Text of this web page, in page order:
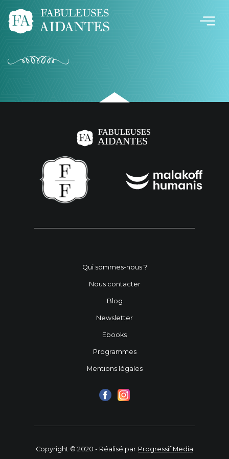
Qui sommes-nous ?
Nous contacter
Blog
Newsletter
Ebooks
Programmes
Mentions légales
Copyright © 2020 - Réalisé par Progressif Media